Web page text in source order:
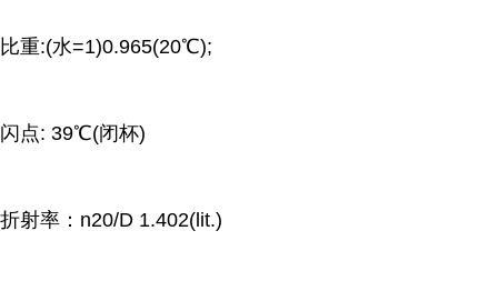
比重:(水=1)0.965(20℃);
闪点: 39℃(闭杯)
折射率：n20/D 1.402(lit.)